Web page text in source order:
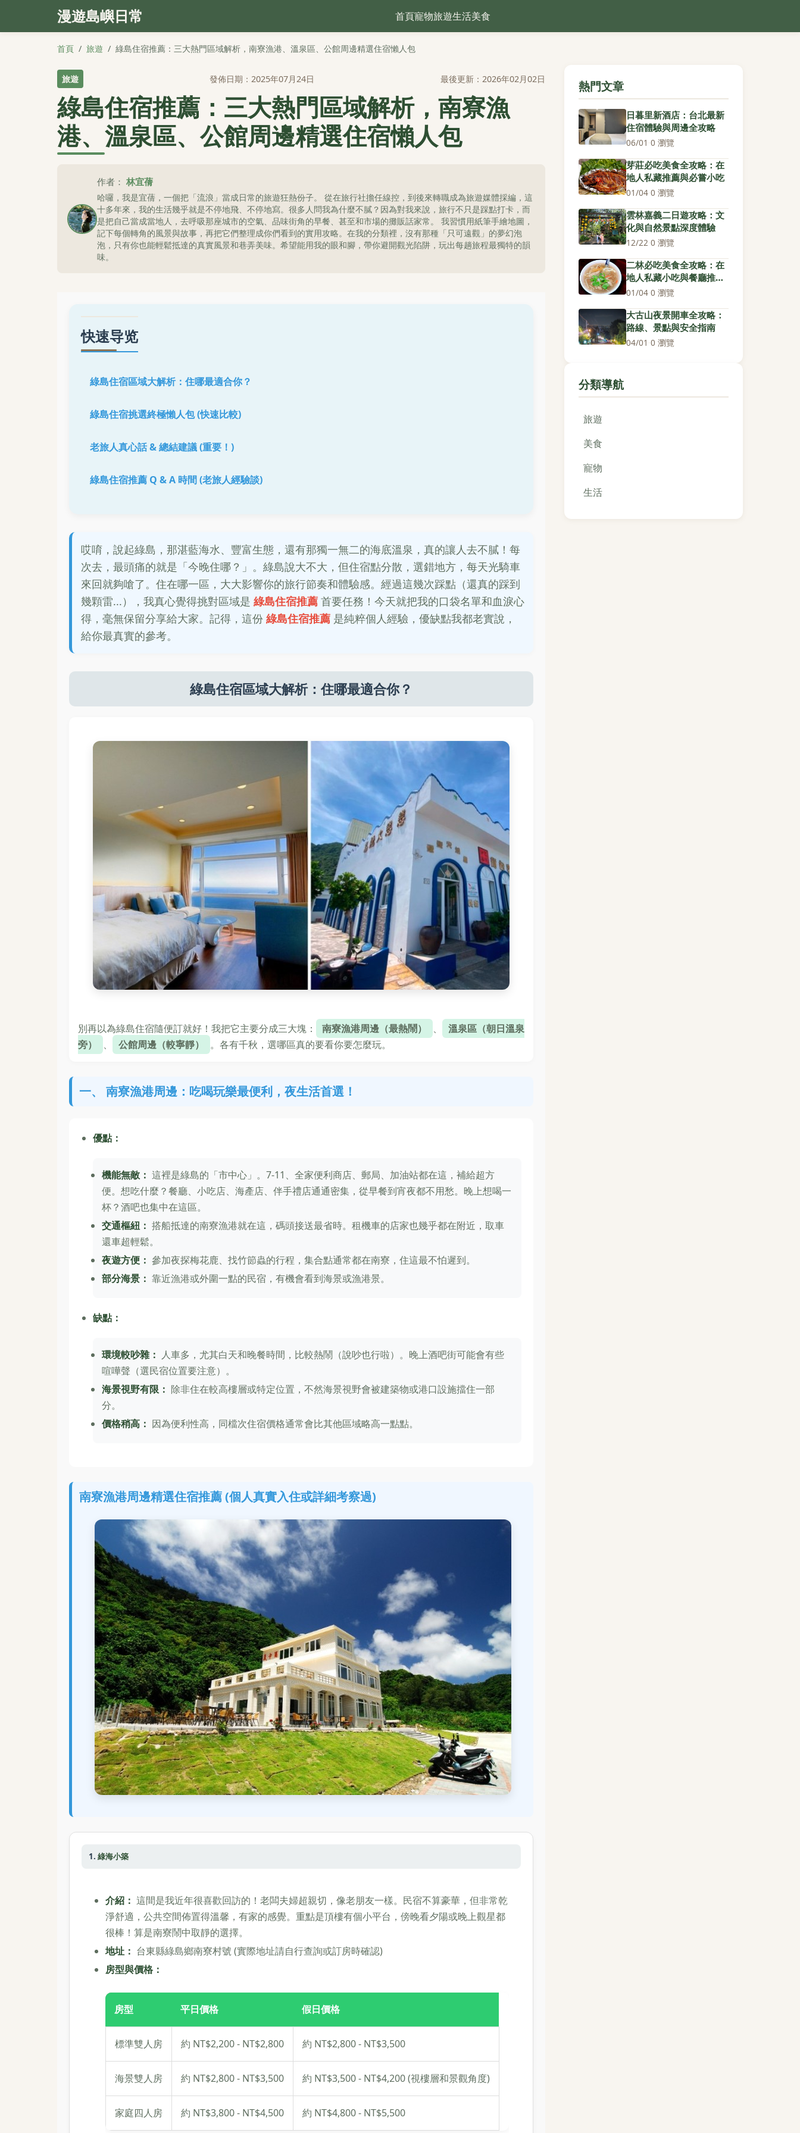
漫遊島嶼日常 首頁寵物旅遊生活美食
首頁 / 旅遊 / 綠島住宿推薦：三大熱門區域解析，南寮漁港、溫泉區、公館周邊精選住宿懶人包
旅遊 發佈日期：2025年07月24日 最後更新：2026年02月02日
綠島住宿推薦：三大熱門區域解析，南寮漁
港、溫泉區、公館周邊精選住宿懶人包
作者： 林宜蒨
哈囉，我是宜蒨，一個把「流浪」當成日常的旅遊狂熱份子。 從在旅行社擔任線控，到後來轉職成為旅遊媒體採編，這
十多年來，我的生活幾乎就是不停地飛、不停地寫。很多人問我為什麼不膩？因為對我來說，旅行不只是踩點打卡，而
是把自己當成當地人，去呼吸那座城市的空氣、品味街角的早餐、甚至和市場的攤販話家常。 我習慣用紙筆手繪地圖，
記下每個轉角的風景與故事，再把它們整理成你們看到的實用攻略。在我的分類裡，沒有那種「只可遠觀」的夢幻泡
泡，只有你也能輕鬆抵達的真實風景和巷弄美味。希望能用我的眼和腳，帶你避開觀光陷阱，玩出每趟旅程最獨特的韻
味。
快速导览
綠島住宿區域大解析：住哪最適合你？
綠島住宿挑選終極懶人包 (快速比較)
老旅人真心話 & 總結建議 (重要！)
綠島住宿推薦 Q & A 時間 (老旅人經驗談)
哎唷，說起綠島，那湛藍海水、豐富生態，還有那獨一無二的海底溫泉，真的讓人去不膩！每
次去，最頭痛的就是「今晚住哪？」。綠島說大不大，但住宿點分散，選錯地方，每天光騎車
來回就夠嗆了。住在哪一區，大大影響你的旅行節奏和體驗感。經過這幾次踩點（還真的踩到
幾顆雷...），我真心覺得挑對區域是 綠島住宿推薦 首要任務！今天就把我的口袋名單和血淚心
得，毫無保留分享給大家。記得，這份 綠島住宿推薦 是純粹個人經驗，優缺點我都老實說，
給你最真實的參考。
綠島住宿區域大解析：住哪最適合你？
別再以為綠島住宿隨便訂就好！我把它主要分成三大塊： 南寮漁港周邊（最熱鬧） 、
溫泉區（朝日溫泉
旁）
、 公館周邊（較寧靜） 。各有千秋，選哪區真的要看你要怎麼玩。
一、 南寮漁港周邊：吃喝玩樂最便利，夜生活首選！
優點：
機能無敵： 這裡是綠島的「市中心」。7-11、全家便利商店、郵局、加油站都在這，補給超方
便。想吃什麼？餐廳、小吃店、海產店、伴手禮店通通密集，從早餐到宵夜都不用愁。晚上想喝一
杯？酒吧也集中在這區。
交通樞紐： 搭船抵達的南寮漁港就在這，碼頭接送最省時。租機車的店家也幾乎都在附近，取車
還車超輕鬆。
夜遊方便： 參加夜探梅花鹿、找竹節蟲的行程，集合點通常都在南寮，住這最不怕遲到。
部分海景： 靠近漁港或外圍一點的民宿，有機會看到海景或漁港景。
缺點：
環境較吵雜： 人車多，尤其白天和晚餐時間，比較熱鬧（說吵也行啦）。晚上酒吧街可能會有些
喧嘩聲（選民宿位置要注意）。
海景視野有限： 除非住在較高樓層或特定位置，不然海景視野會被建築物或港口設施擋住一部
分。
價格稍高： 因為便利性高，同檔次住宿價格通常會比其他區域略高一點點。
南寮漁港周邊精選住宿推薦 (個人真實入住或詳細考察過)
1. 綠海小築
介紹： 這間是我近年很喜歡回訪的！老闆夫婦超親切，像老朋友一樣。民宿不算豪華，但非常乾
淨舒適，公共空間佈置得溫馨，有家的感覺。重點是頂樓有個小平台，傍晚看夕陽或晚上觀星都
很棒！算是南寮鬧中取靜的選擇。
地址： 台東縣綠島鄉南寮村號 (實際地址請自行查詢或訂房時確認)
房型與價格：
房型 平日價格 假日價格
標準雙人房 約 NT$2,200 - NT$2,800 約 NT$2,800 - NT$3,500
海景雙人房 約 NT$2,800 - NT$3,500 約 NT$3,500 - NT$4,200 (視樓層和景觀角度)
家庭四人房 約 NT$3,800 - NT$4,500 約 NT$4,800 - NT$5,500
熱門文章
日暮里新酒店：台北最新
住宿體驗與周邊全攻略
06/01 ·0 瀏覽
芽莊必吃美食全攻略：在
地人私藏推薦與必嘗小吃
01/04·0 瀏覽
雲林嘉義二日遊攻略：文
化與自然景點深度體驗
12/22·0 瀏覽
二林必吃美食全攻略：在
地人私藏小吃與餐廳推薦
清單
01/04·0 瀏覽
大古山夜景開車全攻略：
路線、景點與安全指南
04/01 ·0 瀏覽
分類導航
旅遊
美食
寵物
生活